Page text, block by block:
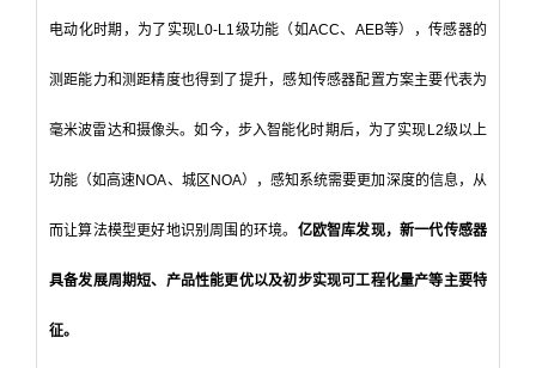
电动化时期，为了实现L0-L1级功能（如ACC、AEB等），传感器的
测距能力和测距精度也得到了提升，感知传感器配置方案主要代表为
毫米波雷达和摄像头。如今，步入智能化时期后，为了实现L2级以上
功能（如高速NOA、城区NOA），感知系统需要更加深度的信息，从
而让算法模型更好地识别周围的环境。 亿欧智库发现，新一代传感器
具备发展周期短、产品性能更优以及初步实现可工程化量产等主要特
征。